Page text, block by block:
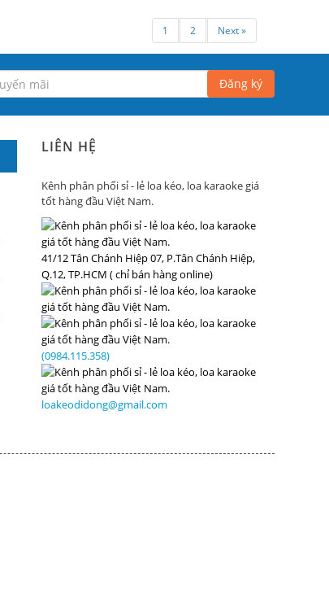
1 2 Next »
Đăng ký
LIÊN HỆ
Kênh phân phối sỉ - lẻ loa kéo, loa karaoke giá
tốt hàng đầu Việt Nam.
41/12 Tân Chánh Hiệp 07, P.Tân Chánh Hiệp,
Q.12, TP.HCM ( chỉ bán hàng online)
(0984.115.358)
loakeodidong@gmail.com